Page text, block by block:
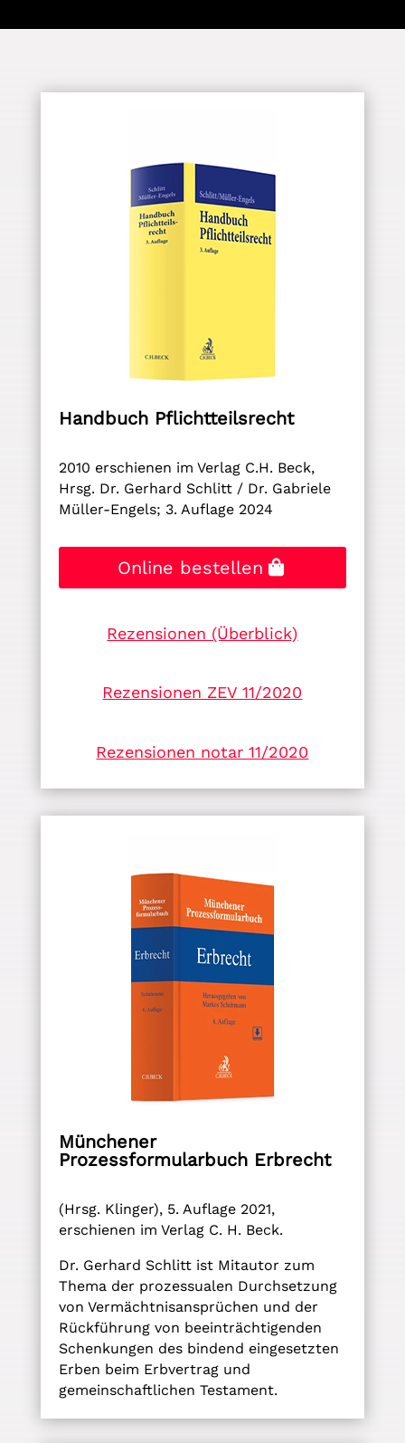
Handbuch Pflichtteilsrecht
2010 erschienen im Verlag C.H. Beck,
Hrsg. Dr. Gerhard Schlitt / Dr. Gabriele
Müller-Engels; 3. Auflage 2024
Online bestellen
Rezensionen (Überblick)
Rezensionen ZEV 11/2020
Rezensionen notar 11/2020
Münchener
Prozessformularbuch Erbrecht
(Hrsg. Klinger), 5. Auflage 2021,
erschienen im Verlag C. H. Beck.
Dr. Gerhard Schlitt ist Mitautor zum
Thema der prozessualen Durchsetzung
von Vermächtnisansprüchen und der
Rückführung von beeinträchtigenden
Schenkungen des bindend eingesetzten
Erben beim Erbvertrag und
gemeinschaftlichen Testament.